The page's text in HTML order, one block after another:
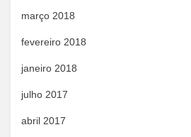
março 2018
fevereiro 2018
janeiro 2018
julho 2017
abril 2017